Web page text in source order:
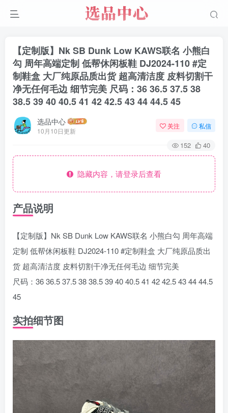
【定制版】Nk SB Dunk Low KAWS联名 小熊白
勾 周年高端定制 低帮休闲板鞋 DJ2024-110 #定
制鞋盒 大厂纯原品质出货 超高清洁度 皮料切割干
净无任何毛边 细节完美 尺码：36 36.5 37.5 38
38.5 39 40 40.5 41 42 42.5 43 44 44.5 45
选品中心
10月10日更新
关注 私信
152 40
隐藏内容，请登录后查看
产品说明
【定制版】Nk SB Dunk Low KAWS联名 小熊白勾 周年高端
定制 低帮休闲板鞋 DJ2024-110 #定制鞋盒 大厂纯原品质出
货 超高清洁度 皮料切割干净无任何毛边 细节完美
尺码：36 36.5 37.5 38 38.5 39 40 40.5 41 42 42.5 43 44 44.5
45
实拍细节图